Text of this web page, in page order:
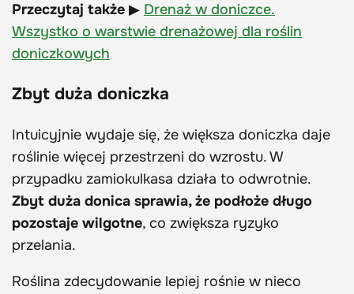
Przeczytaj także ▶ Drenaż w doniczce.
Wszystko o warstwie drenażowej dla roślin
doniczkowych
Zbyt duża doniczka
Intuicyjnie wydaje się, że większa doniczka daje
roślinie więcej przestrzeni do wzrostu. W
przypadku zamiokulkasa działa to odwrotnie.
Zbyt duża donica sprawia, że podłoże długo
pozostaje wilgotne, co zwiększa ryzyko
przelania.
Roślina zdecydowanie lepiej rośnie w nieco